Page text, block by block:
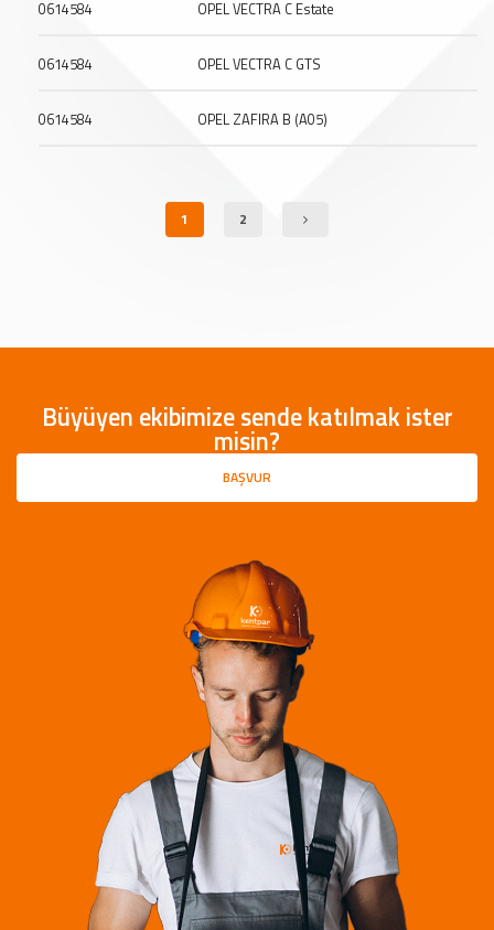
0614584 OPEL VECTRA C Estate
0614584 OPEL VECTRA C GTS
0614584 OPEL ZAFIRA B (A05)
1 2
Büyüyen ekibimize sende katılmak ister
misin?
BAŞVUR